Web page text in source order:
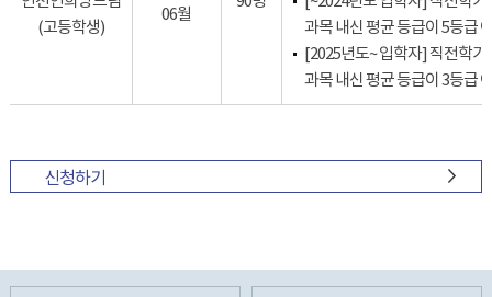
(고등학생)
06월
과목 내신 평균 등급이 5등급
[2025년도~ 입학자] 직전학기
과목 내신 평균 등급이 3등급
신청하기